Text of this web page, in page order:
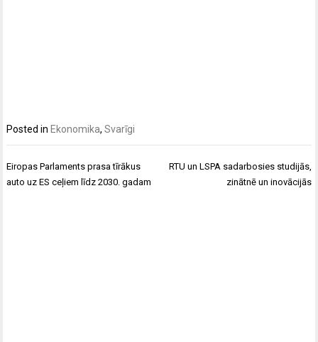
Posted in Ekonomika,Svarīgi
Post
navigation
Eiropas Parlaments prasa tīrākus
auto uz ES ceļiem līdz 2030. gadam
RTU un LSPA sadarbosies studijās,
zinātnē un inovācijās